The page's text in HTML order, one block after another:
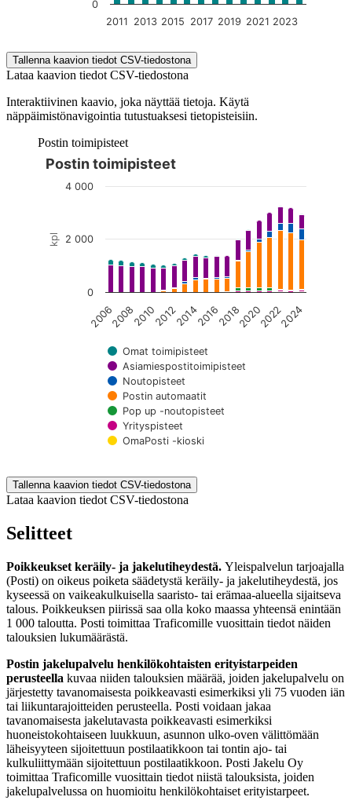
2011 2013 2015 2017 2019 2021 2023
0
Tallenna kaavion tiedot CSV-tiedostona
Lataa kaavion tiedot CSV-tiedostona
Interaktiivinen kaavio, joka näyttää tietoja. Käytä
näppäimistönavigointia tutustuaksesi tietopisteisiin.
Postin toimipisteet
Kuvaaja on interaktiivinen. Siirry kuvaajaan sarkaimella ja
kpl
Postin toimipisteet
Omat toimipisteet
Asiamiespostitoimipisteet
Noutopisteet
Postin automaatit
Pop up -noutopisteet
Yrityspisteet
OmaPosti -kioski
2006200820102012201420162018202020222024
0
2 000
4 000
Tallenna kaavion tiedot CSV-tiedostona
Lataa kaavion tiedot CSV-tiedostona
Selitteet
Poikkeukset keräily- ja jakelutiheydestä. Yleispalvelun tarjoajalla
(Posti) on oikeus poiketa säädetystä keräily- ja jakelutiheydestä, jos
kyseessä on vaikeakulkuisella saaristo- tai erämaa-alueella sijaitseva
talous. Poikkeuksen piirissä saa olla koko maassa yhteensä enintään
1 000 taloutta. Posti toimittaa Traficomille vuosittain tiedot näiden
talouksien lukumäärästä.
Postin jakelupalvelu henkilökohtaisten erityistarpeiden
perusteella kuvaa niiden talouksien määrää, joiden jakelupalvelu on
järjestetty tavanomaisesta poikkeavasti esimerkiksi yli 75 vuoden iän
tai liikuntarajoitteiden perusteella. Posti voidaan jakaa
tavanomaisesta jakelutavasta poikkeavasti esimerkiksi
huoneistokohtaiseen luukkuun, asunnon ulko-oven välittömään
läheisyyteen sijoitettuun postilaatikkoon tai tontin ajo- tai
kulkuliittymään sijoitettuun postilaatikkoon. Posti Jakelu Oy
toimittaa Traficomille vuosittain tiedot niistä talouksista, joiden
jakelupalvelussa on huomioitu henkilökohtaiset erityistarpeet.